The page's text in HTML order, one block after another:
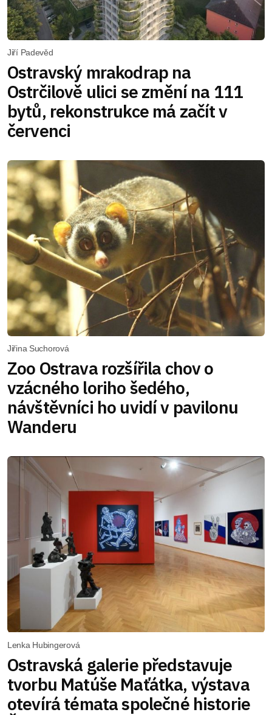
Jiří Padevěd
Ostravský mrakodrap na
Ostrčilově ulici se změní na 111
bytů, rekonstrukce má začít v
červenci
Jiřina Suchorová
Zoo Ostrava rozšířila chov o
vzácného loriho šedého,
návštěvníci ho uvidí v pavilonu
Wanderu
Lenka Hubingerová
Ostravská galerie představuje
tvorbu Matúše Maťátka, výstava
otevírá témata společné historie